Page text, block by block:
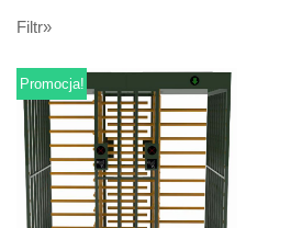
Filtr»
Promocja!